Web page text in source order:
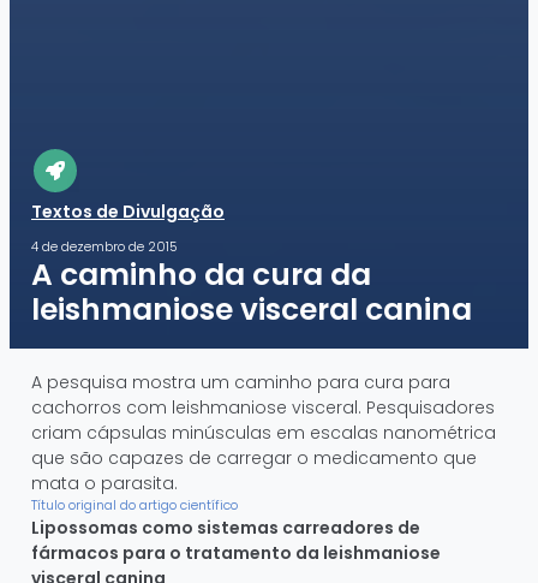
Textos de Divulgação
4 de dezembro de 2015
A caminho da cura da
leishmaniose visceral canina
A pesquisa mostra um caminho para cura para
cachorros com leishmaniose visceral. Pesquisadores
criam cápsulas minúsculas em escalas nanométrica
que são capazes de carregar o medicamento que
mata o parasita.
Título original do artigo científico
Lipossomas como sistemas carreadores de
fármacos para o tratamento da leishmaniose